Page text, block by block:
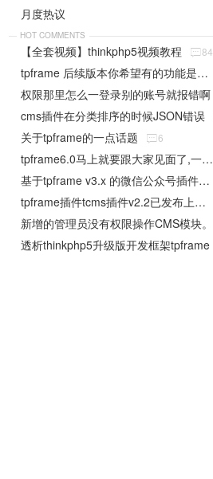
月度热议
HOT COMMENTS
【全套视频】thinkphp5视频教程 84
tpframe 后续版本你希望有的功能是什么（分享贴）
权限那里怎么一登录别的账号就报错啊
cms插件在分类排序的时候JSON错误
关于tpframe的一点话题 6
tpframe6.0马上就要跟大家见面了,一次全新的升级
基于tpframe v3.x 的微信公众号插件已批量上线
tpframe插件tcms插件v2.2已发布上线，欢迎下载使用
新增的管理员没有权限操作CMS模块。
透析thinkphp5升级版开发框架tpframe